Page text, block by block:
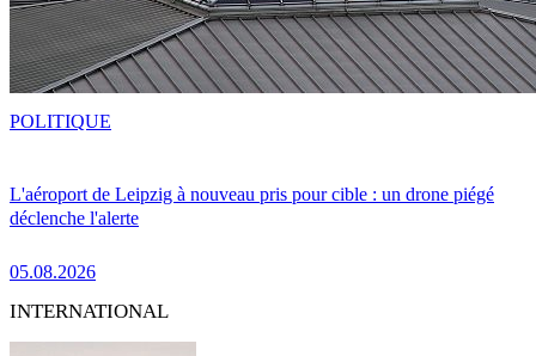
L'aéroport de Leipzig à nouveau pris pour cible : un drone piégé
déclenche l'alerte
05.08.2026
POLITIQUE
INTERNATIONAL